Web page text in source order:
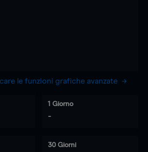
le funzioni grafiche avanzate
1 Giorno
-
30 Giorni